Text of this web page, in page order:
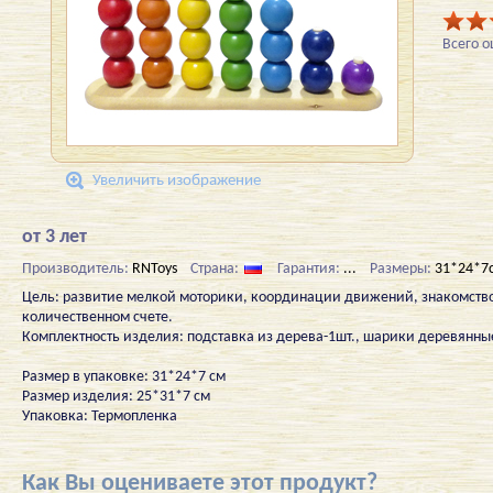
Увеличить изображение
Всего
от 3 лет
Производитель: RNToys Страна: Гарантия: ... Размеры:
Цель: развитие мелкой моторики, координации движений,
количественном счете.
Комплектность изделия: подставка из дерева-1шт., шарики
Размер в упаковке: 31*24*7 см
Размер изделия: 25*31*7 см
Упаковка: Термопленка
Как Вы оцениваете этот продукт?